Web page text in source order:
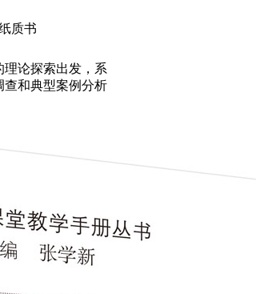
质书
论探索出发，系
查和典型案例分析